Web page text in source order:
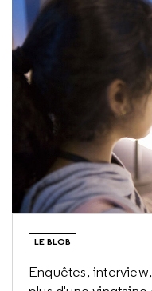
LE BLOB
Enquêtes,